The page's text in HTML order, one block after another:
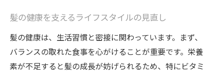
髪の健康を支えるライフスタイルの見直し
髪の健康は、生活習慣と密接に関わっています。まず、
バランスの取れた食事を心がけることが重要です。栄養
素が不足すると髪の成長が妨げられるため、特にビタミ